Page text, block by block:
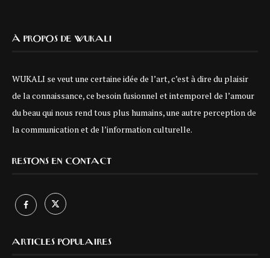
À PROPOS DE WUKALI
WUKALI se veut une certaine idée de l’art, c’est à dire du plaisir
de la connaissance, ce besoin fusionnel et intemporel de l’amour
du beau qui nous rend tous plus humains, une autre perception de
la communication et de l’information culturelle.
RESTONS EN CONTACT
ARTICLES POPULAIRES